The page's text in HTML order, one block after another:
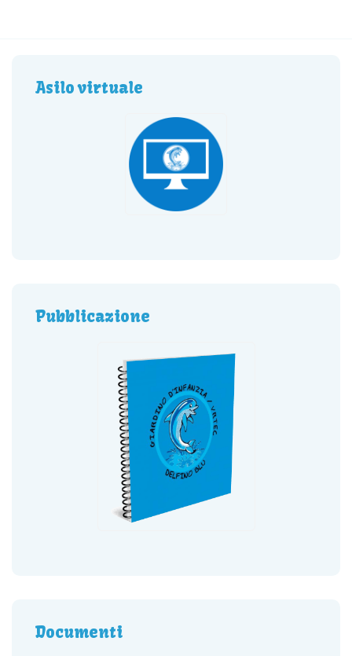
Asilo virtuale
Pubblicazione
Documenti